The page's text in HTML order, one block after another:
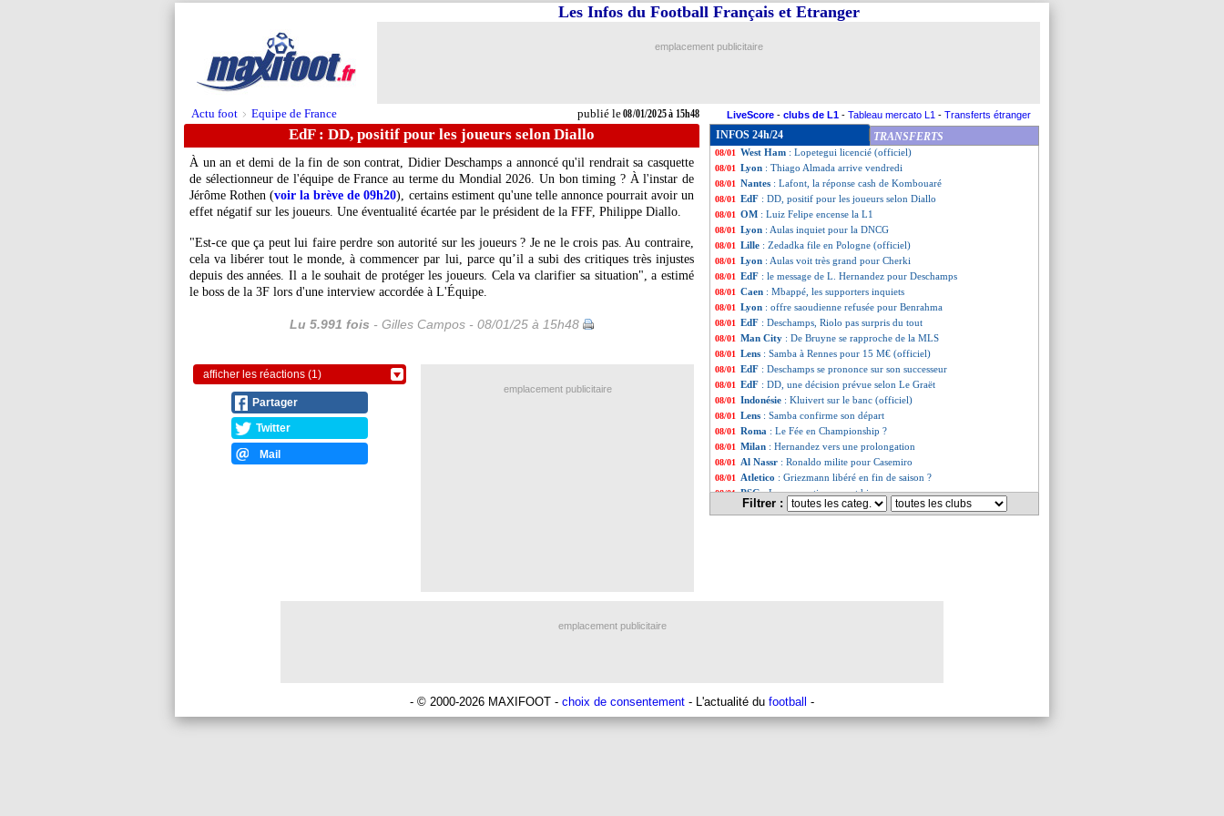
Actu foot > Equipe de France publié le08/01/2025 à 15h48
Les Infos du Football Français et Etranger
emplacement publicitaire
LiveScore - clubs de L1 - Tableau mercato L1 - Transferts étranger
EdF : DD, positif pour les joueurs selon Diallo
À un an et demi de la fin de son contrat, Didier Deschamps a annoncé qu'il rendrait sa casquette
de sélectionneur de l'équipe de France au terme du Mondial 2026. Un bon timing ? À l'instar de
Jérôme Rothen (voir la brève de 09h20), certains estiment qu'une telle annonce pourrait avoir un
effet négatif sur les joueurs. Une éventualité écartée par le président de la FFF, Philippe Diallo.
"Est-ce que ça peut lui faire perdre son autorité sur les joueurs ? Je ne le crois pas. Au contraire,
cela va libérer tout le monde, à commencer par lui, parce qu’il a subi des critiques très injustes
depuis des années. Il a le souhait de protéger les joueurs. Cela va clarifier sa situation", a estimé
le boss de la 3F lors d'une interview accordée à L'Équipe.
Lu 5.991 fois - Gilles Campos - 08/01/25 à 15h48
afficher les réactions (1)
Partager
Twitter
Mail
INFOS 24h/24 TRANSFERTS
08/01 West Ham: Monaco tente le coup pour Alvarez
08/01 Atalanta
08/01 Real: Vinicius tirera les penalties
08/01 PSG: Nuno Mendes emballé par la piste Man Utd
08/01 West Ham : Lopetegui licencié (officiel)
08/01 Lyon : Thiago Almada arrive vendredi
08/01 Nantes : Lafont, la réponse cash de Kombouaré
08/01 EdF : DD, positif pour les joueurs selon Diallo
08/01 OM : Luiz Felipe encense la L1
08/01 Lyon : Aulas inquiet pour la DNCG
08/01 Lille : Zedadka file en Pologne (officiel)
08/01 Lyon : Aulas voit très grand pour Cherki
08/01 EdF : le message de L. Hernandez pour Deschamps
08/01 Caen : Mbappé, les supporters inquiets
08/01 Lyon : offre saoudienne refusée pour Benrahma
08/01 EdF : Deschamps, Riolo pas surpris du tout
08/01 Man City : De Bruyne se rapproche de la MLS
08/01 Lens : Samba à Rennes pour 15 M€ (officiel)
08/01 EdF : Deschamps se prononce sur son successeur
08/01 EdF : DD, une décision prévue selon Le Graët
08/01 Indonésie : Kluivert sur le banc (officiel)
08/01 Lens : Samba confirme son départ
08/01 Roma : Le Fée en Championship ?
08/01 Milan : Hernandez vers une prolongation
08/01 Al Nassr : Ronaldo milite pour Casemiro
08/01 Atletico : Griezmann libéré en fin de saison ?
08/01 PSG: Lee ne partira pas cet hiver
EdF: Zidane, Diallo botte en touche
Filtrer :
emplacement publicitaire
emplacement publicitaire
- © 2000-2026 MAXIFOOT - choix de consentement - L'actualité du football -